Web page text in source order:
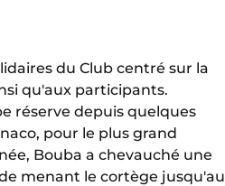
du Club centré sur la
qu'aux participants.
réserve depuis quelques
pour le plus grand
Bouba a chevauché une
menant le cortège jusqu'au